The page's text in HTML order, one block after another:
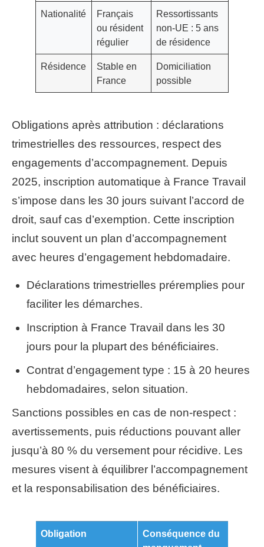
Nationalité
Français
ou résident
régulier
Ressortissants
non-UE : 5 ans
de résidence
Résidence
Stable en
France
Domiciliation
possible
Obligations après attribution : déclarations
trimestrielles des ressources, respect des
engagements d’accompagnement. Depuis
2025, inscription automatique à France Travail
s’impose dans les 30 jours suivant l’accord de
droit, sauf cas d’exemption. Cette inscription
inclut souvent un plan d’accompagnement
avec heures d’engagement hebdomadaire.
Déclarations trimestrielles préremplies pour
faciliter les démarches.
Inscription à France Travail dans les 30
jours pour la plupart des bénéficiaires.
Contrat d’engagement type : 15 à 20 heures
hebdomadaires, selon situation.
Sanctions possibles en cas de non-respect :
avertissements, puis réductions pouvant aller
jusqu’à 80 % du versement pour récidive. Les
mesures visent à équilibrer l’accompagnement
et la responsabilisation des bénéficiaires.
Obligation
Conséquence du